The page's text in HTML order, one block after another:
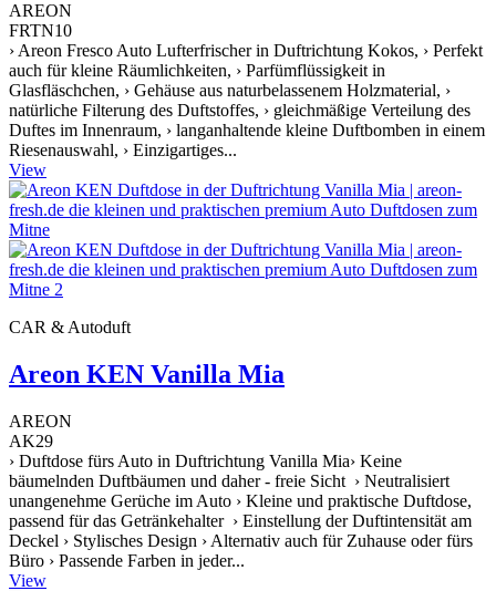
AREON
FRTN10
› Areon Fresco Auto Lufterfrischer in Duftrichtung Kokos, › Perfekt
auch für kleine Räumlichkeiten, › Parfümflüssigkeit in
Glasfläschchen, › Gehäuse aus naturbelassenem Holzmaterial, ›
natürliche Filterung des Duftstoffes, › gleichmäßige Verteilung des
Duftes im Innenraum, › langanhaltende kleine Duftbomben in einem
Riesenauswahl, › Einzigartiges...
View
CAR & Autoduft
Areon KEN Vanilla Mia
AREON
AK29
› Duftdose fürs Auto in Duftrichtung Vanilla Mia› Keine
bäumelnden Duftbäumen und daher - freie Sicht › Neutralisiert
unangenehme Gerüche im Auto › Kleine und praktische Duftdose,
passend für das Getränkehalter › Einstellung der Duftintensität am
Deckel › Stylisches Design › Alternativ auch für Zuhause oder fürs
Büro › Passende Farben in jeder...
View